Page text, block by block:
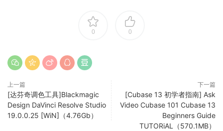
0 0
上一篇
[达芬奇调色工具]Blackmagic
Design DaVinci Resolve Studio
19.0.0.25 [WiN]（4.76Gb）
下一篇
[Cubase 13 初学者指南] Ask
Video Cubase 101 Cubase 13
Beginners Guide
TUTORiAL（570.1MB）